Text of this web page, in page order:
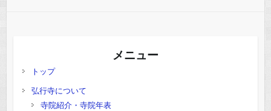
メニュー
トップ
弘行寺について
寺院紹介・寺院年表